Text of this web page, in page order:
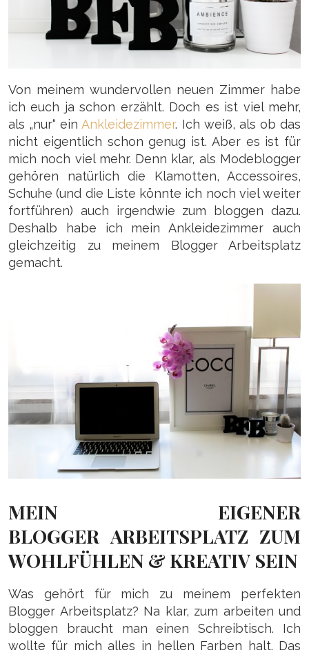
Von meinem wundervollen neuen Zimmer habe
ich euch ja schon erzählt. Doch es ist viel mehr,
als „nur“ einAnkleidezimmer. Ich weiß, als ob das
nicht eigentlich schon genug ist. Aber es ist für
mich noch viel mehr. Denn klar, als Modeblogger
gehören natürlich die Klamotten, Accessoires,
Schuhe (und die Liste könnte ich noch viel weiter
fortführen) auch irgendwie zum bloggen dazu.
Deshalb habe ich mein Ankleidezimmer auch
gleichzeitig zu meinem Blogger Arbeitsplatz
gemacht.
MEIN EIGENER
BLOGGER ARBEITSPLATZ ZUM
WOHLFÜHLEN & KREATIV SEIN
Was gehört für mich zu meinem perfekten
Blogger Arbeitsplatz? Na klar, zum arbeiten und
bloggen braucht man einen Schreibtisch. Ich
wollte für mich alles in hellen Farben halt. Das